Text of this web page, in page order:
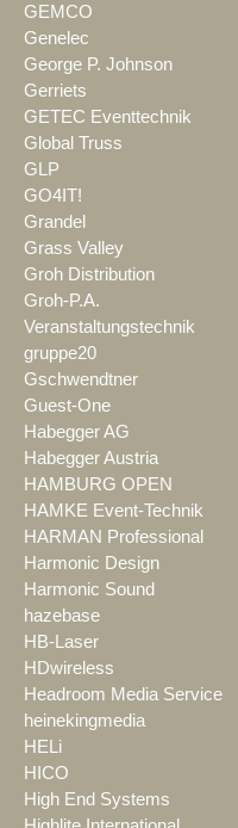
GEMCO
Genelec
George P. Johnson
Gerriets
GETEC Eventtechnik
Global Truss
GLP
GO4IT!
Grandel
Grass Valley
Groh Distribution
Groh-P.A.
Veranstaltungstechnik
gruppe20
Gschwendtner
Guest-One
Habegger AG
Habegger Austria
HAMBURG OPEN
HAMKE Event-Technik
HARMAN Professional
Harmonic Design
Harmonic Sound
hazebase
HB-Laser
HDwireless
Headroom Media Service
heinekingmedia
HELi
HICO
High End Systems